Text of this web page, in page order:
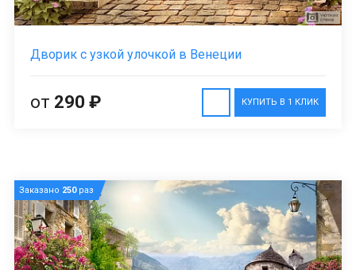
Дворик с узкой улочкой в Венеции
КУПИТЬ В 1 КЛИК
от 290 ₽
Заказано 250раз